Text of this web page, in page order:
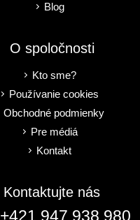
Blog
O spoločnosti
Kto sme?
Používanie cookies
Obchodné podmienky
Pre médiá
Kontakt
Kontaktujte nás
+421 947 938 980